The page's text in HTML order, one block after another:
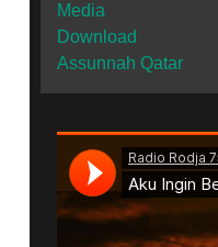
Media
Download
Assunnah Qatar